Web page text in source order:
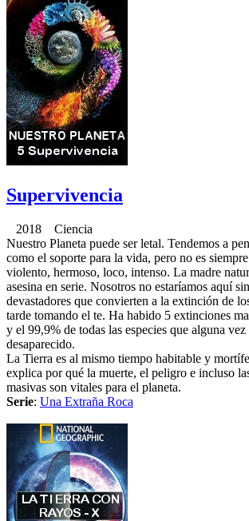
Supervivencia
2018 Ciencia
Nuestro Planeta puede ser letal. Tendemos a
como el soporte para la vida, pero no es
violento, hermoso, loco, intenso. La madre
asesina en serie. Nosotros no estaríamos aquí
devastadores que convierten a la extinción de
tarde tomando el te. Ha habido 5 extinciones
y el 99,9% de todas las especies que alguna
desaparecido.
La Tierra es al mismo tiempo habitable y
explica por qué la muerte, el peligro e incluso
masivas son vitales para el planeta.
Serie: Una Extraña Roca